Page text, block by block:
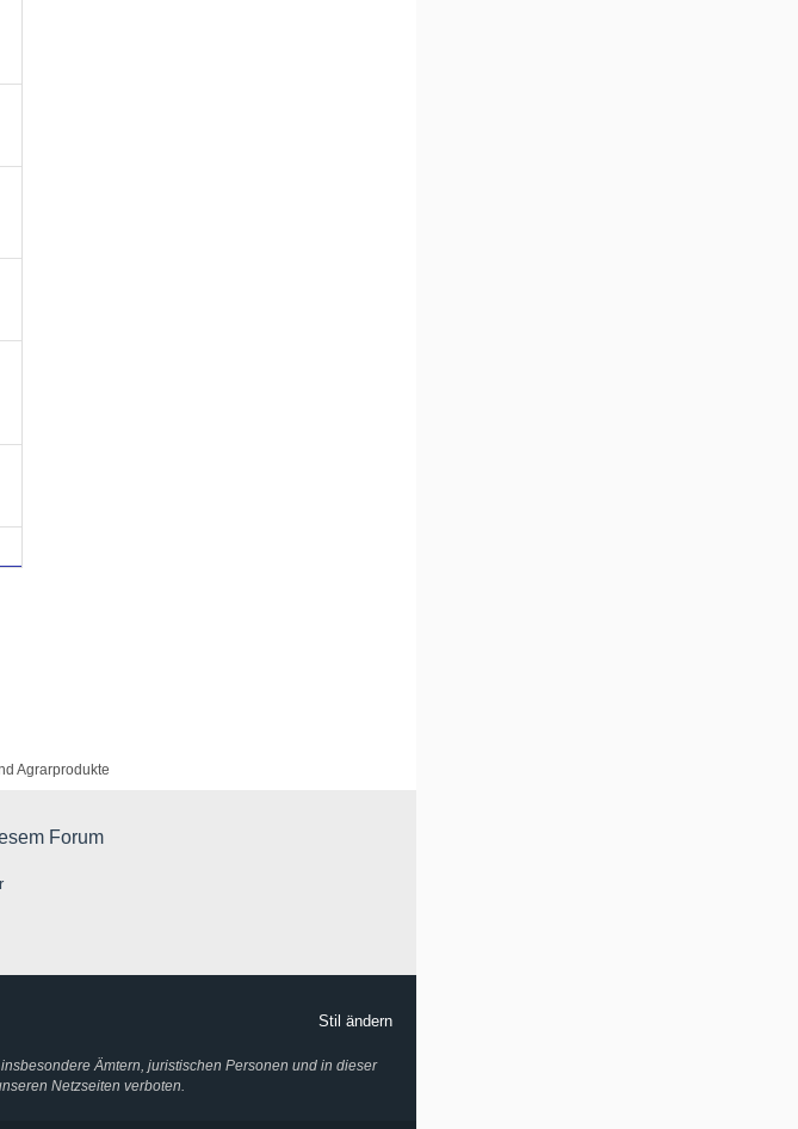
Agrarprodukte
Forum
Stil ändern
Ämtern, juristischen Personen und in dieser
Netzseiten verboten.